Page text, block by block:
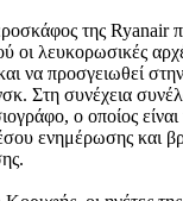
της Ryanair
οι λευκορωσικές
να προσγειωθεί
Στη συνέχεια
ο οποίος είναι
ενημέρωσης και